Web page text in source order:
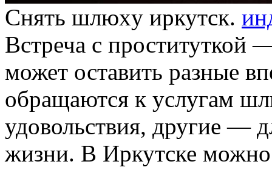
Снять шлюxу иркутск.
Встреча с проституткой
может оставить разные
обращаются к услугам
удовольствия, другие —
жизни. В Иркутске можно